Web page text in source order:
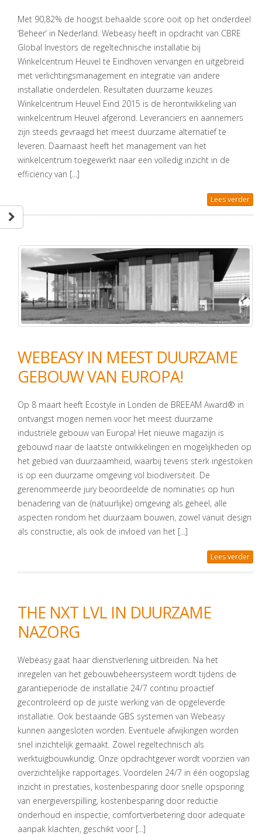
Met 90,82% de hoogst behaalde score ooit op het onderdeel
‘Beheer’ in Nederland. Webeasy heeft in opdracht van CBRE
Global Investors de regeltechnische installatie bij
Winkelcentrum Heuvel te Eindhoven vervangen en uitgebreid
met verlichtingsmanagement en integratie van andere
installatie onderdelen. Resultaten duurzame keuzes
Winkelcentrum Heuvel Eind 2015 is de herontwikkeling van
winkelcentrum Heuvel afgerond. Leveranciers en aannemers
zijn steeds gevraagd het meest duurzame alternatief te
leveren. Daarnaast heeft het management van het
winkelcentrum toegewerkt naar een volledig inzicht in de
efficiency van [...]
Lees verder
WEBEASY IN MEEST DUURZAME
GEBOUW VAN EUROPA!
Op 8 maart heeft Ecostyle in Londen de BREEAM Award® in
ontvangst mogen nemen voor het meest duurzame
industriële gebouw van Europa! Het nieuwe magazijn is
gebouwd naar de laatste ontwikkelingen en mogelijkheden op
het gebied van duurzaamheid, waarbij tevens sterk ingestoken
is op een duurzame omgeving vol biodiversiteit. De
gerenommeerde jury beoordeelde de nominaties op hun
benadering van de (natuurlijke) omgeving als geheel, alle
aspecten rondom het duurzaam bouwen, zowel vanuit design
als constructie, als ook de invloed van het [...]
Lees verder
THE NXT LVL IN DUURZAME
NAZORG
Webeasy gaat haar dienstverlening uitbreiden. Na het
inregelen van het gebouwbeheersysteem wordt tijdens de
garantieperiode de installatie 24/7 continu proactief
gecontroleerd op de juiste werking van de opgeleverde
installatie. Ook bestaande GBS systemen van Webeasy
kunnen aangesloten worden. Eventuele afwijkingen worden
snel inzichtelijk gemaakt. Zowel regeltechnisch als
werktuigbouwkundig. Onze opdrachtgever wordt voorzien van
overzichtelijke rapportages. Voordelen 24/7 in één oogopslag
inzicht in prestaties, kostenbesparing door snelle opsporing
van energieverspilling, kostenbesparing door reductie
onderhoud en inspectie, comfortverbetering door adequate
aanpak klachten, geschikt voor [...]